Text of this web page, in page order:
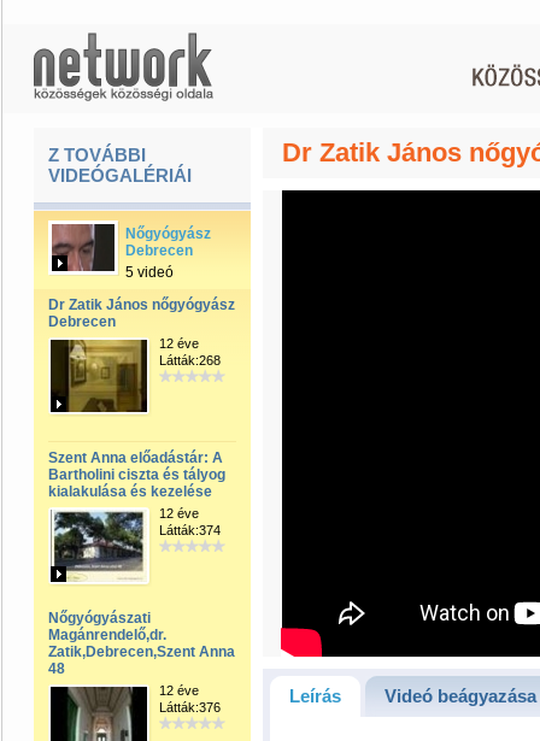
Z TOVÁBBI
VIDEÓGALÉRIÁI
Nőgyógyász
Debrecen
5 videó
Dr Zatik János nőgyógyász
Debrecen
12 éve
Látták:268
Szent Anna előadástár: A
Bartholini ciszta és tályog
kialakulása és kezelése
12 éve
Látták:374
Nőgyógyászati
Magánrendelő,dr.
Zatik,Debrecen,Szent Anna
48
12 éve
Látták:376
Dr Zatik János
Leírás Videó beágyazása